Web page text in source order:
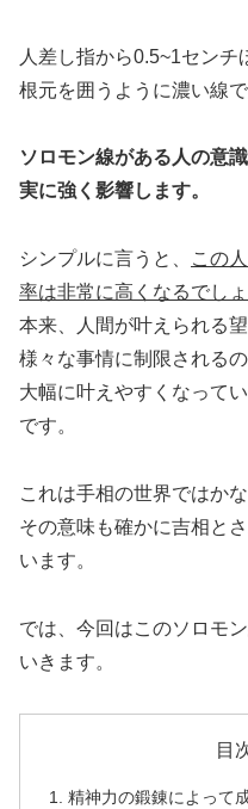
人差し指から0.5~1セン
根元を囲うように濃い線
ソロモン線がある人の意
実に強く影響します。
シンプルに言うと、
この
率は非常に高くなるでしょ
本来、人間が叶えられる
様々な事情に制限される
大幅に叶えやすくなって
です。
これは手相の世界ではか
その意味も確かに吉相と
います。
では、今回はこのソロモ
いきます。
目
精神力の鍛錬によって